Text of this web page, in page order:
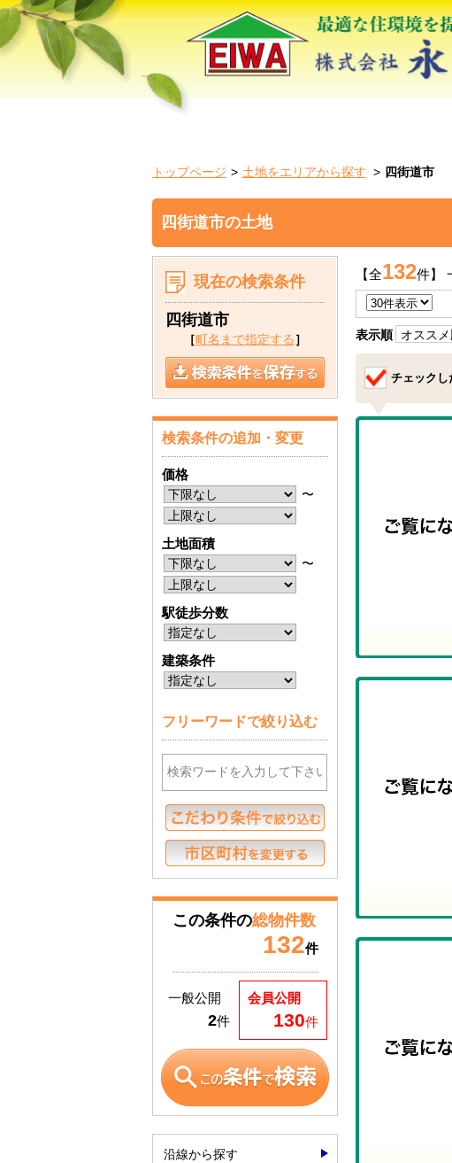
トップページ 土地をエリアから探す 四街道市
四街道市の土地
【全132件】
表示順 オスス
チェックし
現在の検索条件
四街道市
［町名まで指定する ］
検索条件の追加・変更
価格
〜
土地面積
〜
駅徒歩分数
建築条件
フリーワードで絞り込む
この条件の総物件数
132件
会員公開
130件
一般公開
2件
沿線から探す